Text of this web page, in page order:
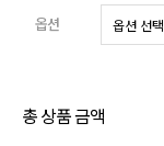
코디템
옵션
총 상품 금액